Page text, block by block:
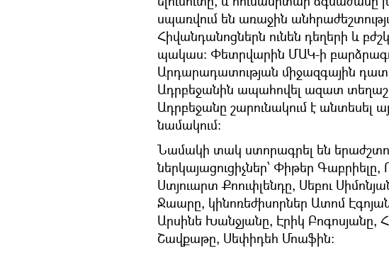
սպառվում են առաջին
Հիվանդանոցներն ունեն դեղերի և
պակաս։ Փետրվարին ՄԱԿ-ի
Արդարադատության միջազգային
Ադրբեջանին ապահովել ազատ
Ադրբեջանը շարունակում է անտեսել
նամակում։
Նամակի տակ ստորագրել են
ներկայացուցիչներ՝ Փիթեր
Ստյուարտ Քոուփլենդը, Սեբու
Ջաարը, կինոռեժիսորներ Ատոմ
Արսինե Խանջյանը, Էրիկ Բոգոսյանը,
Շավքաթը, Սեփիդեհ Մոաֆին: